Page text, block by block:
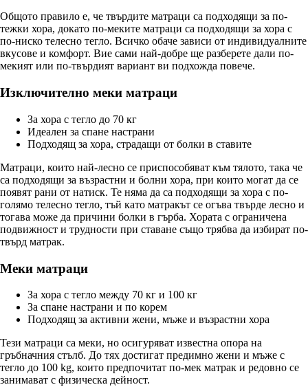
Общото правило е, че твърдите матраци са подходящи за по-
тежки хора, докато по-меките матраци са подходящи за хора с
по-ниско телесно тегло. Всичко обаче зависи от индивидуалните
вкусове и комфорт. Вие сами най-добре ще разберете дали по-
мекият или по-твърдият вариант ви подхожда повече.
Изключително меки матраци
За хора с тегло до 70 кг
Идеален за спане настрани
Подходящ за хора, страдащи от болки в ставите
Матраци, които най-лесно се приспособяват към тялото, така че
са подходящи за възрастни и болни хора, при които могат да се
появят рани от натиск. Те няма да са подходящи за хора с по-
голямо телесно тегло, тъй като матракът се огъва твърде лесно и
тогава може да причини болки в гърба. Хората с ограничена
подвижност и трудности при ставане също трябва да избират по-
твърд матрак.
Меки матраци
За хора с тегло между 70 кг и 100 кг
За спане настрани и по корем
Подходящ за активни жени, мъже и възрастни хора
Тези матраци са меки, но осигуряват известна опора на
гръбначния стълб. До тях достигат предимно жени и мъже с
тегло до 100 kg, които предпочитат по-мек матрак и редовно се
занимават с физическа дейност.